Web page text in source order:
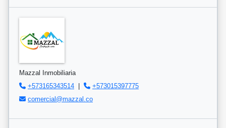
Mazzal Inmobiliaria
+573165343514
+573015397775
comercial@mazzal.co